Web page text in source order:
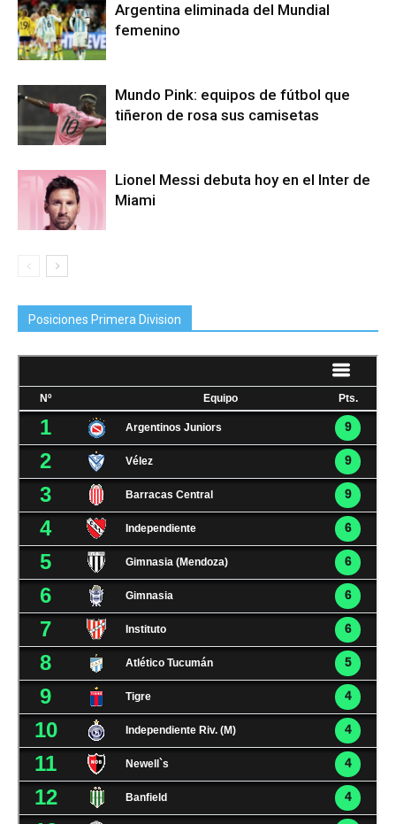
Argentina eliminada del Mundial
femenino
Mundo Pink: equipos de fútbol que
tiñeron de rosa sus camisetas
Lionel Messi debuta hoy en el Inter de
Miami
Posiciones Primera Division